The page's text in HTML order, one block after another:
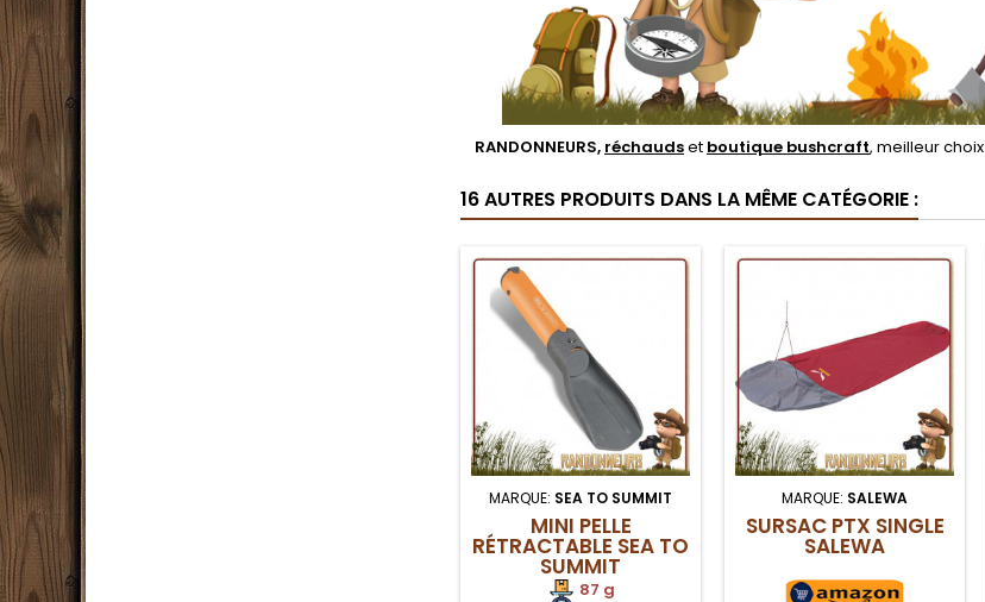
RANDONNEURS, réchaudset boutique bushcraft, meilleur choix
16 AUTRES PRODUITS DANS LA MÊME CATÉGORIE :
MARQUE: SEA TO SUMMIT
MINI PELLE
RÉTRACTABLE SEA TO
SUMMIT
87 g
MARQUE: SALEWA
SURSAC PTX SINGLE
SALEWA